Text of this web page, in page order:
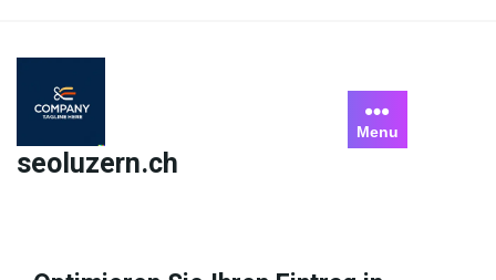
content
seoluzern.ch
Menu